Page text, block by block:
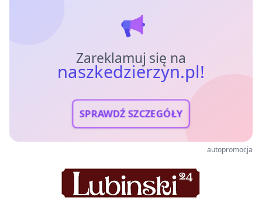
Zareklamuj się na
naszkedzierzyn.pl!
SPRAWDŹ SZCZEGÓŁY
autopromocja